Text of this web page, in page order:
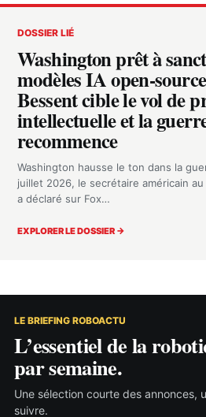
DOSSIER LIÉ
Washington prêt à
modèles IA open-
Bessent cible le vol de
intellectuelle et la
recommence
Washington hausse le ton dans la
juillet 2026, le secrétaire américain
a déclaré sur Fox…
EXPLORER LE DOSSIER →
LE BRIEFING ROBOACTU
L’essentiel de la
par semaine.
Une sélection courte des annonces,
suivre.